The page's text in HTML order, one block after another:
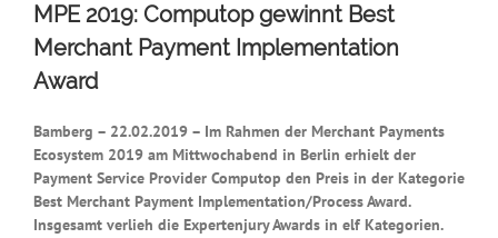
MPE 2019: Computop gewinnt Best
Merchant Payment Implementation
Award
Bamberg – 22.02.2019 – Im Rahmen der Merchant Payments
Ecosystem 2019 am Mittwochabend in Berlin erhielt der
Payment Service Provider Computop den Preis in der Kategorie
Best Merchant Payment Implementation/Process Award.
Insgesamt verlieh die Expertenjury Awards in elf Kategorien.